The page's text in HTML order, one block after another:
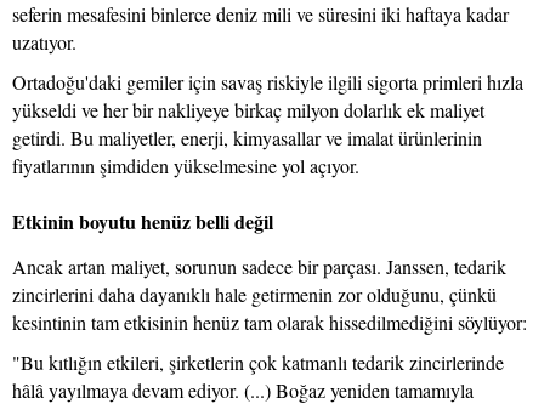
seferin mesafesini binlerce deniz mili ve süresini iki haftaya kadar
uzatıyor.
Ortadoğu'daki gemiler için savaş riskiyle ilgili sigorta primleri hızla
yükseldi ve her bir nakliyeye birkaç milyon dolarlık ek maliyet
getirdi. Bu maliyetler, enerji, kimyasallar ve imalat ürünlerinin
fiyatlarının şimdiden yükselmesine yol açıyor.
Etkinin boyutu henüz belli değil
Ancak artan maliyet, sorunun sadece bir parçası. Janssen, tedarik
zincirlerini daha dayanıklı hale getirmenin zor olduğunu, çünkü
kesintinin tam etkisinin henüz tam olarak hissedilmediğini söylüyor:
"Bu kıtlığın etkileri, şirketlerin çok katmanlı tedarik zincirlerinde
hâlâ yayılmaya devam ediyor. (...) Boğaz yeniden tamamıyla